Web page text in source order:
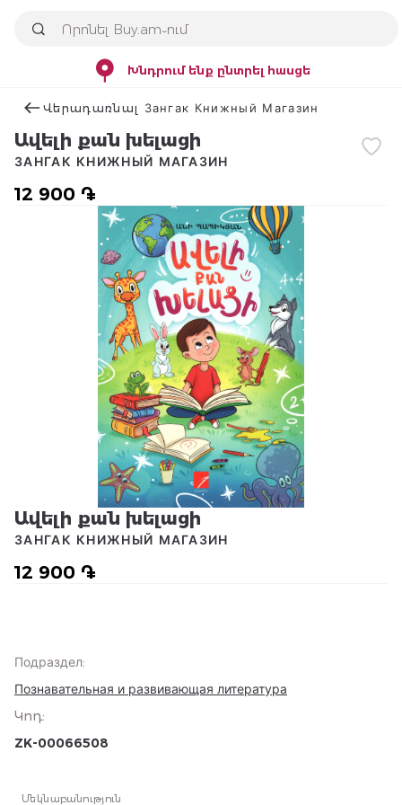
Խնդրում ենք ընտրել հասցե
Վերադառնալ Зангак Книжный Магазин
Ավելի քան խելացի
12 900 ֏
ЗАНГАК КНИЖНЫЙ МАГАЗИН
Ավելի քան խելացի
12 900 ֏
ЗАНГАК КНИЖНЫЙ МАГАЗИН
Подраздел:
Познавательная и развивающая литература
Կոդ:
ZK-00066508
Մեկնաբանություն